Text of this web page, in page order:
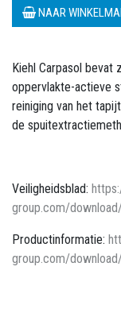
NAAR
Kiehl Carpasol bevat
oppervlakte-actieve
reiniging van het
de
Veiligheidsblad:
group.com/
Productinformatie:
group.com/